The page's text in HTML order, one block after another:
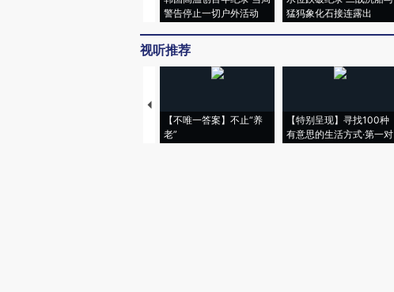
警告停止一切户外活动
猛犸象化石接连露出
视听推荐
【不唯一答案】不止“养
老”
【特别呈现】寻找100种
有意思的生活方式·第一对